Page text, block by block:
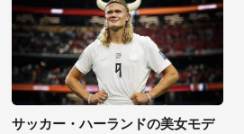
サッカー・ハーランドの美女モデ